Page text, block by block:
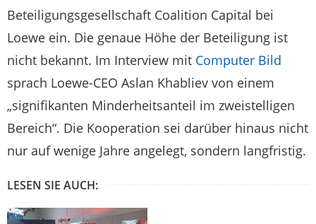
Beteiligungsgesellschaft Coalition Capital bei
Loewe ein. Die genaue Höhe der Beteiligung ist
nicht bekannt. Im Interview mit Computer Bild
sprach Loewe-CEO Aslan Khabliev von einem
„signifikanten Minderheitsanteil im zweistelligen
Bereich“. Die Kooperation sei darüber hinaus nicht
nur auf wenige Jahre angelegt, sondern langfristig.
LESEN SIE AUCH: